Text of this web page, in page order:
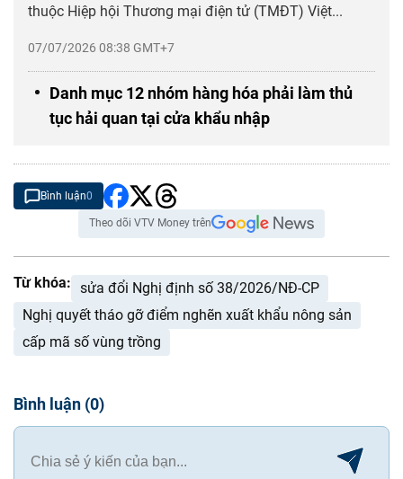
07/07/2026 08:38 GMT+7
thuộc Hiệp hội Thương mại điện tử (TMĐT) Việt...
Danh mục 12 nhóm hàng hóa phải làm thủ
tục hải quan tại cửa khẩu nhập
Bình luận0
Theo dõi VTV Money trên
Từ khóa: sửa đổi Nghị định số 38/2026/NĐ-CP
Nghị quyết tháo gỡ điểm nghẽn xuất khẩu nông sản
cấp mã số vùng trồng
Bình luận (0)